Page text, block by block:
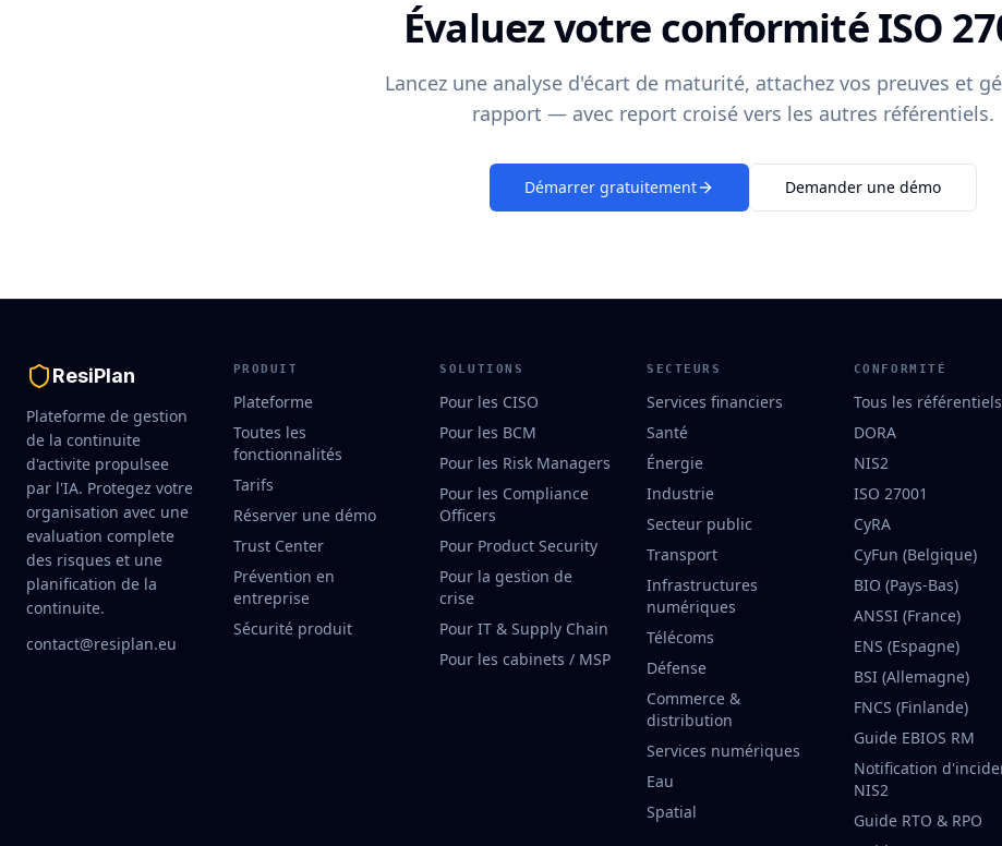
Évaluez votre conformité ISO
Lancez une analyse d'écart de maturité, attachez vos preuves et
rapport — avec report croisé vers les autres référentiels.
Démarrer gratuitement Demander une démo
ResiPlan
Plateforme de gestion
de la continuite
d'activite propulsee
par l'IA. Protegez votre
organisation avec une
evaluation complete
des risques et une
planification de la
continuite.
contact@resiplan.eu
PRODUIT
Plateforme
Toutes les
fonctionnalités
Tarifs
Réserver une démo
Trust Center
Prévention en
entreprise
Sécurité produit
SOLUTIONS
Pour les CISO
Pour les BCM
Pour les Risk Managers
Pour les Compliance
Officers
Pour Product Security
Pour la gestion de
crise
Pour IT & Supply Chain
Pour les cabinets / MSP
SECTEURS
Services financiers
Santé
Énergie
Industrie
Secteur public
Transport
Infrastructures
numériques
Télécoms
Défense
Commerce &
distribution
Services numériques
Eau
Spatial
CONFORMITÉ
Tous les référentiels
DORA
NIS2
ISO 27001
CyRA
CyFun (Belgique)
BIO (Pays-Bas)
ANSSI (France)
ENS (Espagne)
BSI (Allemagne)
FNCS (Finlande)
Guide EBIOS RM
Notification
NIS2
Guide RTO & RPO